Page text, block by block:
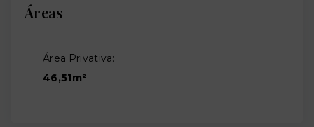
Áreas
Área Privativa:
46,51m²